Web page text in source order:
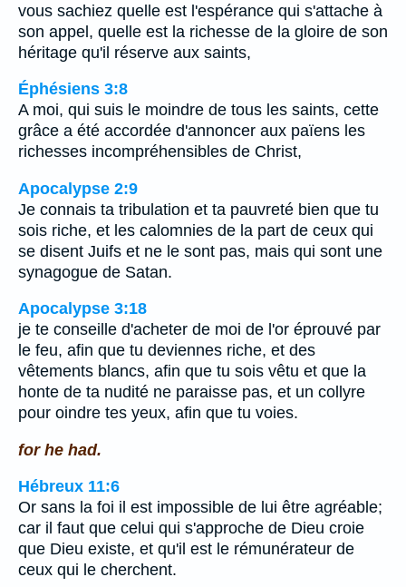
vous sachiez quelle est l'espérance qui s'attache à
son appel, quelle est la richesse de la gloire de son
héritage qu'il réserve aux saints,
Éphésiens 3:8
A moi, qui suis le moindre de tous les saints, cette
grâce a été accordée d'annoncer aux païens les
richesses incompréhensibles de Christ,
Apocalypse 2:9
Je connais ta tribulation et ta pauvreté bien que tu
sois riche, et les calomnies de la part de ceux qui
se disent Juifs et ne le sont pas, mais qui sont une
synagogue de Satan.
Apocalypse 3:18
je te conseille d'acheter de moi de l'or éprouvé par
le feu, afin que tu deviennes riche, et des
vêtements blancs, afin que tu sois vêtu et que la
honte de ta nudité ne paraisse pas, et un collyre
pour oindre tes yeux, afin que tu voies.
for he had.
Hébreux 11:6
Or sans la foi il est impossible de lui être agréable;
car il faut que celui qui s'approche de Dieu croie
que Dieu existe, et qu'il est le rémunérateur de
ceux qui le cherchent.